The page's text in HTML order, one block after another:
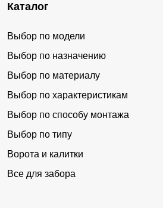
Каталог
Выбор по модели
Выбор по назначению
Выбор по материалу
Выбор по характеристикам
Выбор по способу монтажа
Выбор по типу
Ворота и калитки
Все для забора